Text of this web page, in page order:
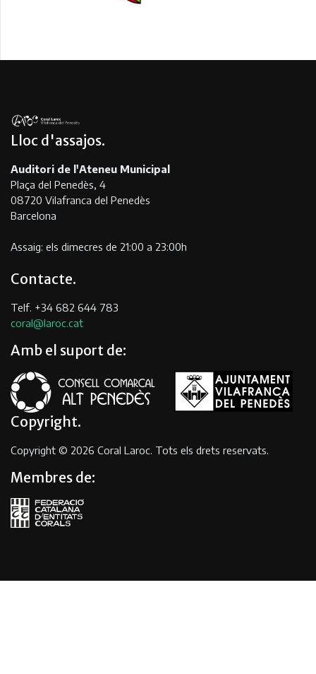
Lloc d'assajos
Auditori de l'Ateneu Municipal
Plaça del Penedès, 4
08720 Vilafranca del Penedès
Barcelona
Assaig: els dimecres de 21:00 a 23:00h
Contacte
Telf. +34 682 644 783
coral@laroc.cat
Amb el suport de:
Copyright
Copyright © 2026 Coral Laroc. Tots els drets reservats.
Membres de: